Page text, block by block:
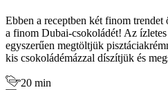
Ebben a receptben két finom
a finom Dubai-csokoládét! Az ízletes
egyszerűen megtöltjük
kis csokoládémázzal díszítjük és
20 min